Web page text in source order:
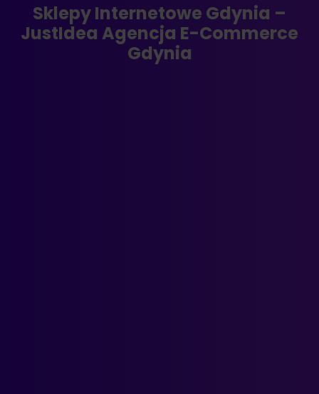
Sklepy Internetowe Gdynia –
JustIdea Agencja E-Commerce
Gdynia